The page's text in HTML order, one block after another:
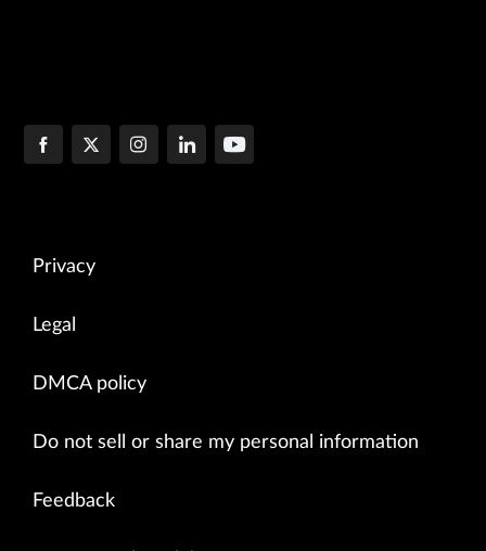
Privacy
Legal
DMCA policy
Do not sell or share my personal information
Feedback